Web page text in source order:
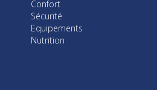
Confort
Sécurité
Equipements
Nutrition